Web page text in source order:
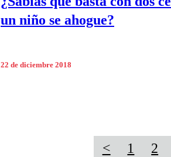
un niño se ahogue?
22 de diciembre 2018
< 1 2